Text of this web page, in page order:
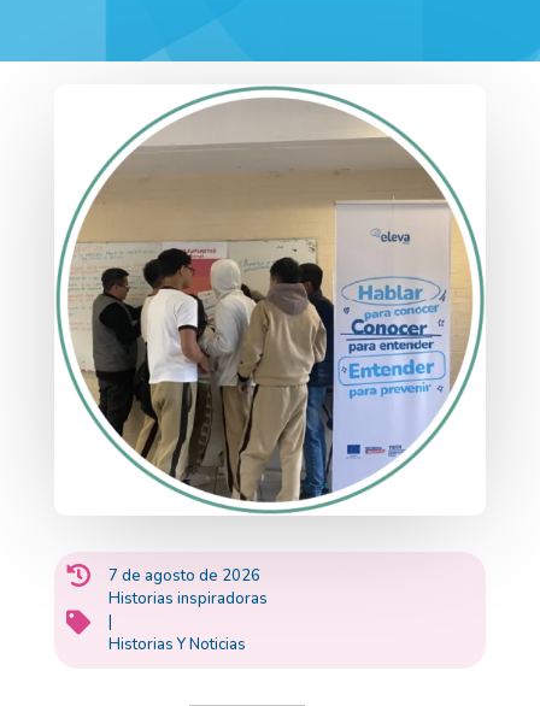
 7 de agosto de 2026

Historias inspiradoras
|
Historias Y Noticias